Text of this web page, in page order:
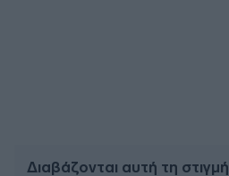
Διαβάζονται αυτή τη στιγμή